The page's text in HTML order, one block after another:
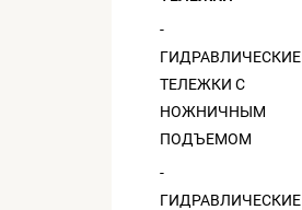
-
ГИДРАВЛИЧЕСКИЕ
ТЕЛЕЖКИ С
НОЖНИЧНЫМ
ПОДЪЕМОМ
-
ГИДРАВЛИЧЕСКИЕ